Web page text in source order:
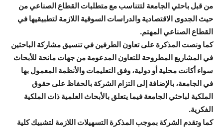
من قبل باحثي الجامعة لتتناسب مع متطلبات القطاع الصناعي من
حيث الجدوى الاقتصادية والدراسات السوقية اللازمة لتطبيقيها في
القطاع الصناعي المهتم.
كما ونصت المذكرة على تعاون الطرفين في تنسيق مشاركة الباحثين
في المشاريع المطروحة للتعاون المدعومة من جهات مانحة للأبحاث
سواء أكانت محلية أو دولية، وفق التعليمات والأنظمة المعمول بها
في الجامعة، بالإضافة إلى التزام الشركة بالحفاظ على حقوق
الملكية لباحثي الجامعة فيما يتعلق بالأبحاث العلمية ذات الملكية
الفكرية.
كما وتقدم الشركة بموجب المذكرة التسهيلات اللازمة لتشبيك كلية